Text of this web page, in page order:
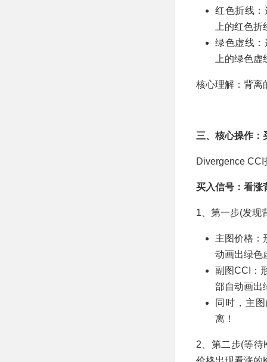
红色折线
上的红色
绿色虚线
上的绿色
核心理解：背离
三、核心操作：
Divergence CCI
买入信号：看涨
1、第一步(发现
主图价格：
动画出绿色
副图CCI：
部自动画出
同时，主
离！
2、第二步(等待